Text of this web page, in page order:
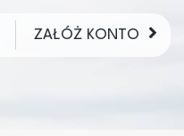
ZAŁÓŻ KONTO